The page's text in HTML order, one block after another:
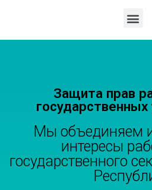
Защита прав
Мы объединяем
интересы
государственного